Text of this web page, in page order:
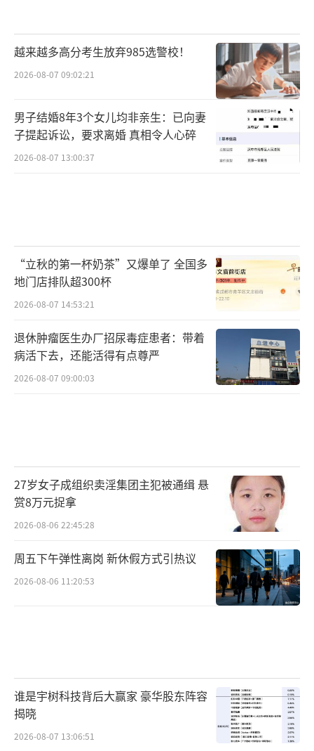
越来越多高分考生放弃985选警校！
2026-08-07 09:02:21
男子结婚8年3个女儿均非亲生：已向妻
子提起诉讼，要求离婚 真相令人心碎
2026-08-07 13:00:37
“立秋的第一杯奶茶”又爆单了 全国多
地门店排队超300杯
2026-08-07 14:53:21
退休肿瘤医生办厂招尿毒症患者：带着
病活下去，还能活得有点尊严
2026-08-07 09:00:03
27岁女子成组织卖淫集团主犯被通缉 悬
赏8万元捉拿
2026-08-06 22:45:28
周五下午弹性离岗 新休假方式引热议
2026-08-06 11:20:53
谁是宇树科技背后大赢家 豪华股东阵容
揭晓
2026-08-07 13:06:51